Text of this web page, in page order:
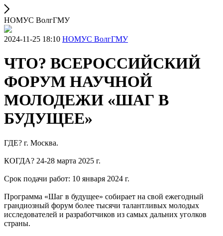
НОМУС ВолгГМУ
2024-11-25 18:10 НОМУС ВолгГМУ
ЧТО? ВСЕРОССИЙСКИЙ
ФОРУМ НАУЧНОЙ
МОЛОДЕЖИ «ШАГ В
БУДУЩЕЕ»
ГДЕ? г. Москва.
КОГДА? 24-28 марта 2025 г.
Срок подачи работ: 10 января 2024 г.
Программа «Шаг в будущее» собирает на свой ежегодный
грандиозный форум более тысячи талантливых молодых
исследователей и разработчиков из самых дальних уголков
страны.